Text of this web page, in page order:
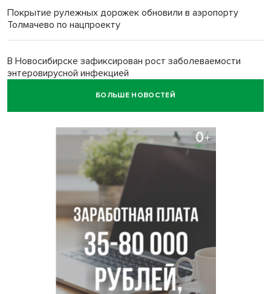
Покрытие рулежных дорожек обновили в аэропорту
Толмачево по нацпроекту
В Новосибирске зафиксирован рост заболеваемости
энтеровирусной инфекцией
В Новосибирске осудили внука за продажу дедова ружья
В Новосибирске по КРТ сдали первую очередь
миниполиса «Фора»
О пустырях в центре Новосибирска из-за лимита
площади КРТ предупредили эксперты
Начался настоящий сезон: новосибирцы ведрами
собирают белый гриб
БОЛЬШЕ НОВОСТЕЙ